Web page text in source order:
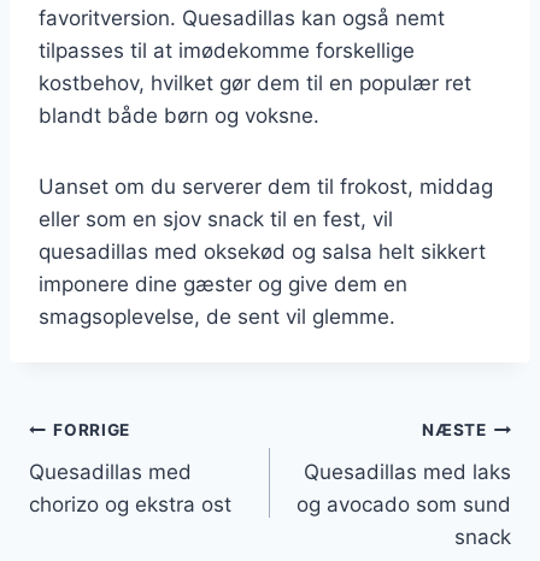
favoritversion. Quesadillas kan også nemt
tilpasses til at imødekomme forskellige
kostbehov, hvilket gør dem til en populær ret
blandt både børn og voksne.
Uanset om du serverer dem til frokost, middag
eller som en sjov snack til en fest, vil
quesadillas med oksekød og salsa helt sikkert
imponere dine gæster og give dem en
smagsoplevelse, de sent vil glemme.
Indlægsnavigation
FORRIGE
Quesadillas med
chorizo og ekstra ost
NÆSTE
Quesadillas med laks
og avocado som sund
snack